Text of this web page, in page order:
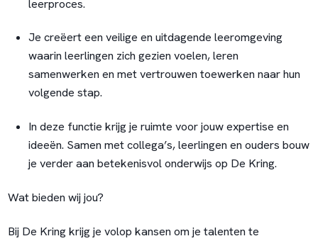
leerproces.
Je creëert een veilige en uitdagende leeromgeving
waarin leerlingen zich gezien voelen, leren
samenwerken en met vertrouwen toewerken naar hun
volgende stap.
In deze functie krijg je ruimte voor jouw expertise en
ideeën. Samen met collega’s, leerlingen en ouders bouw
je verder aan betekenisvol onderwijs op De Kring.
Wat bieden wij jou?
Bij De Kring krijg je volop kansen om je talenten te